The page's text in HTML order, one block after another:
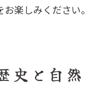
楽しみください。
史と自然